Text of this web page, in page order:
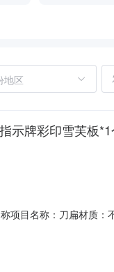
地区
示牌彩印雪芙板
项目名称：刀扁材质：
定成交时间：2026-08-